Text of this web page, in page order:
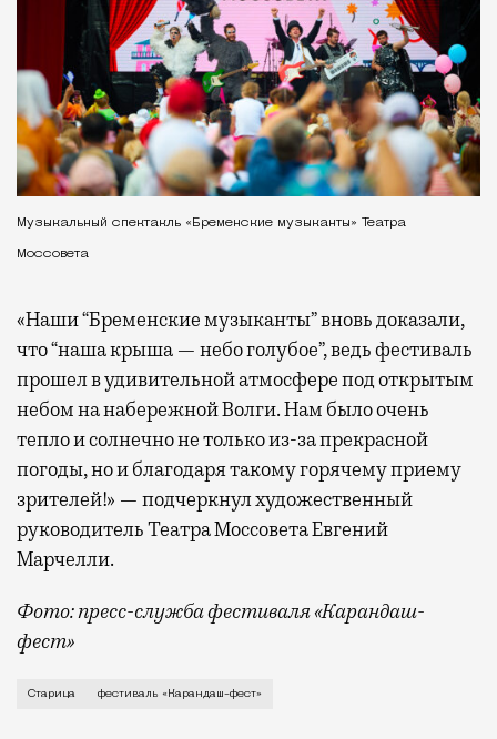
Музыкальный спектакль «Бременские музыканты» Театра
Моссовета
«Наши “Бременские музыканты” вновь доказали,
что “наша крыша — небо голубое”, ведь фестиваль
прошел в удивительной атмосфере под открытым
небом на набережной Волги. Нам было очень
тепло и солнечно не только из-за прекрасной
погоды, но и благодаря такому горячему приему
зрителей!» — подчеркнул художественный
руководитель Театра Моссовета Евгений
Марчелли.
Фото: пресс-служба фестиваля «Карандаш-
фест»
В минувший уикенд маленькая Старица в
Старица фестиваль «Карандаш-фест»